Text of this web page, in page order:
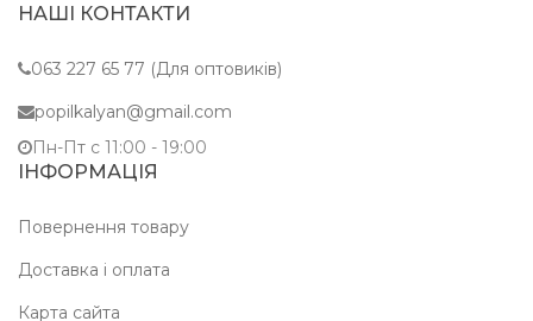
НАШІ КОНТАКТИ
063 227 65 77 (Для оптовиків)
popilkalyan@gmail.com
Пн-Пт c 11:00 - 19:00
ІНФОРМАЦІЯ
Повернення товару
Доставка і оплата
Карта сайта